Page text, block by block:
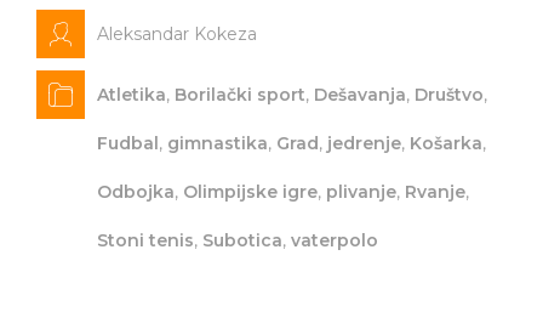
Aleksandar Kokeza
Atletika, Borilački sport, Dešavanja, Društvo,
Fudbal, gimnastika, Grad, jedrenje, Košarka,
Odbojka, Olimpijske igre, plivanje, Rvanje,
Stoni tenis, Subotica, vaterpolo